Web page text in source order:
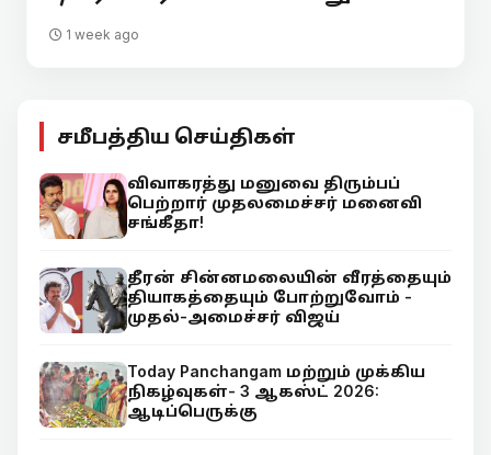
1 week ago
சமீபத்திய செய்திகள்
விவாகரத்து மனுவை திரும்பப்
பெற்றார் முதலமைச்சர் மனைவி
சங்கீதா!
தீரன் சின்னமலையின் வீரத்தையும்
தியாகத்தையும் போற்றுவோம் -
முதல்-அமைச்சர் விஜய்
Today Panchangam மற்றும் முக்கிய
நிகழ்வுகள்- 3 ஆகஸ்ட் 2026:
ஆடிப்பெருக்கு